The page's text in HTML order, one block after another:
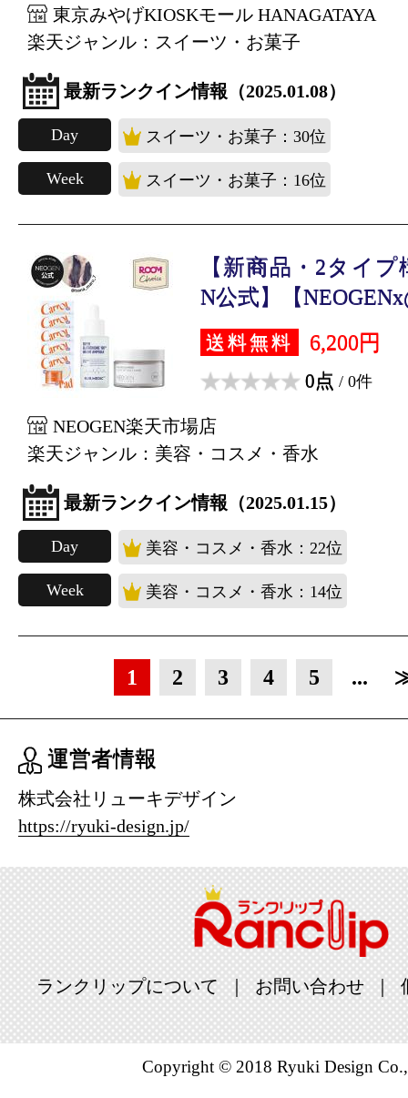
東京みやげKIOSKモール HANAGATAYA
楽天ジャンル：スイーツ・お菓子
最新ランクイン情報（2025.01.08）
Day スイーツ・お菓子：30位
Week スイーツ・お菓子：16位
【新商品・2タイプ
N公式】【
送料無料 6,200円
0点 / 0件
NEOGEN楽天市場店
楽天ジャンル：美容・コスメ・香水
最新ランクイン情報（2025.01.15）
Day 美容・コスメ・香水：22位
Week 美容・コスメ・香水：14位
1 2 3 4 5 ...
運営者情報
株式会社リューキデザイン
https://ryuki-design.jp/
ランクリップについて お問い合わせ
Copyright © 2018 Ryuki Design